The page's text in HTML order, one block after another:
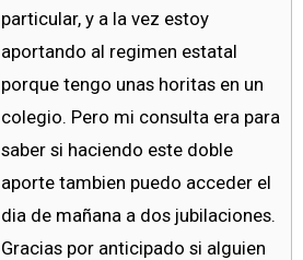
particular, y a la vez estoy
aportando al regimen estatal
porque tengo unas horitas en un
colegio. Pero mi consulta era para
saber si haciendo este doble
aporte tambien puedo acceder el
dia de mañana a dos jubilaciones.
Gracias por anticipado si alguien